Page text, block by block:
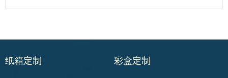
纸箱定制 彩盒定制